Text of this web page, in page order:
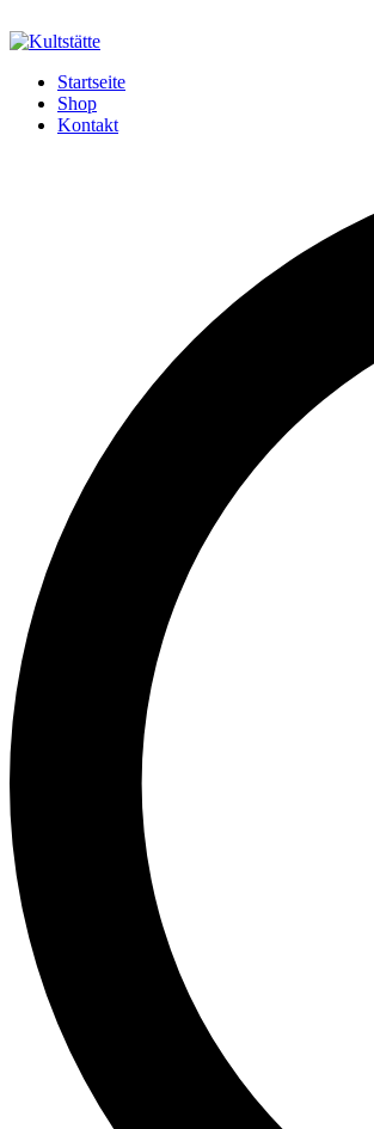
Startseite
Shop
Kontakt